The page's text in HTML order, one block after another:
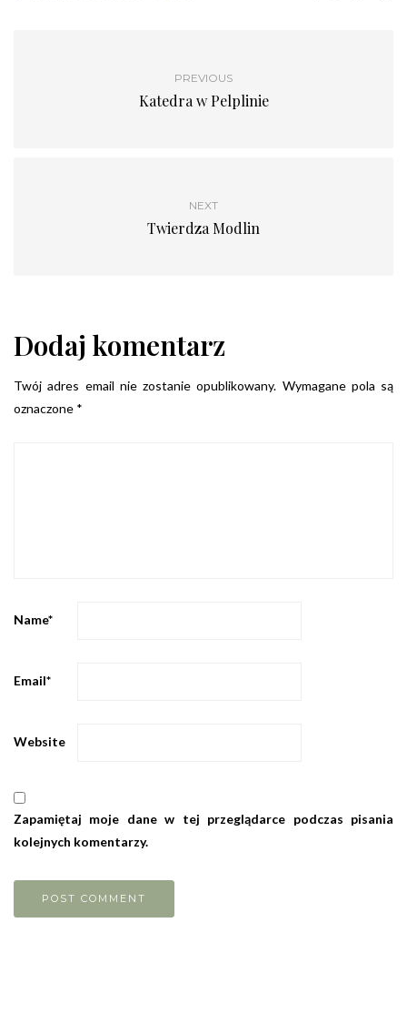
PREVIOUS
Katedra w Pelplinie
NEXT
Twierdza Modlin
Dodaj komentarz
Twój adres email nie zostanie opublikowany. Wymagane pola są
oznaczone *
Name*
Email*
Website
Zapamiętaj moje dane w tej przeglądarce podczas pisania
kolejnych komentarzy.